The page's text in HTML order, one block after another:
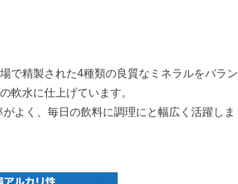
で精製された4種類の良質なミネラルをバラン
軟水に仕上げています。
よく、毎日の飲料に調理にと幅広く活躍しま